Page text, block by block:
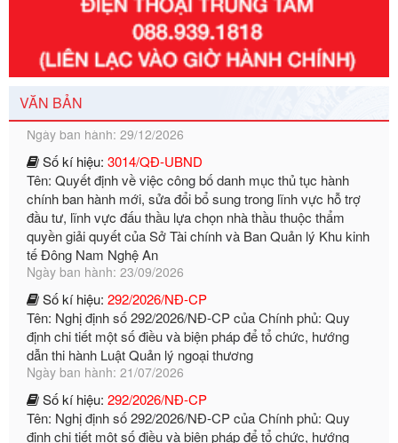
VĂN BẢN
351/2025/NĐ-CP
Tên: Nghị định số 351/2025/NĐ-CP của Chính phủ: Quy
định chuẩn nghèo đa chiều quốc gia giai đoạn 2026 - 2030
Ngày ban hành: 29/12/2026
Số kí hiệu:3014/QĐ-UBND
Tên: Quyết định về việc công bố danh mục thủ tục hành
chính ban hành mới, sửa đổi bổ sung trong lĩnh vực hỗ trợ
đầu tư, lĩnh vực đấu thầu lựa chọn nhà thầu thuộc thẩm
quyền giải quyết của Sở Tài chính và Ban Quản lý Khu kinh
tế Đông Nam Nghệ An
Ngày ban hành: 23/09/2026
Số kí hiệu: 292/2026/NĐ-CP
Tên: Nghị định số 292/2026/NĐ-CP của Chính phủ: Quy
định chi tiết một số điều và biện pháp để tổ chức, hướng
dẫn thi hành Luật Quản lý ngoại thương
Ngày ban hành: 21/07/2026
Số kí hiệu:292/2026/NĐ-CP
Tên: Nghị định số 292/2026/NĐ-CP của Chính phủ: Quy
định chi tiết một số điều và biện pháp để tổ chức, hướng
dẫn thi hành Luật Quản lý ngoại thương
Ngày ban hành: 21/07/2026